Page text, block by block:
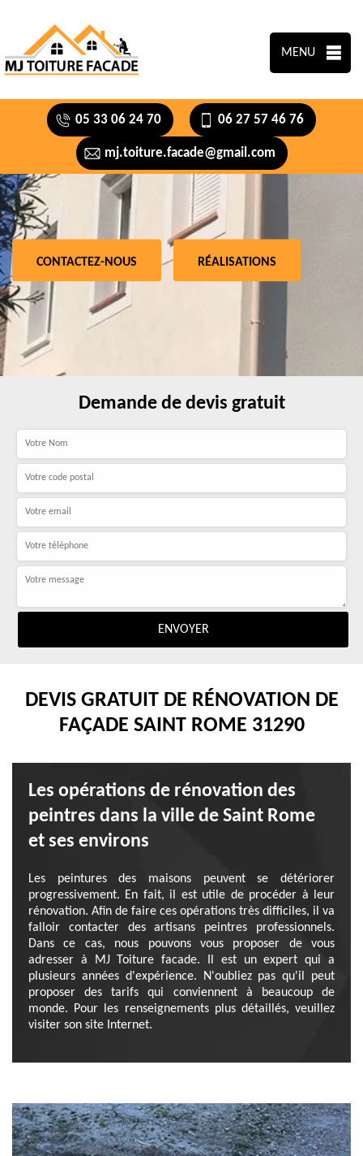
MENU
05 33 06 24 70 06 27 57 46 76
mj.toiture.facade@gmail.com
CONTACTEZ-NOUS RÉALISATIONS
Demande de devis gratuit
DEVIS GRATUIT DE RÉNOVATION DE
FAÇADE SAINT ROME 31290
Les opérations de rénovation des
peintres dans la ville de Saint Rome
et ses environs
Les peintures des maisons peuvent se détériorer
progressivement. En fait, il est utile de procéder à leur
rénovation. Afin de faire ces opérations très difficiles, il va
falloir contacter des artisans peintres professionnels.
Dans ce cas, nous pouvons vous proposer de vous
adresser à MJ Toiture facade. Il est un expert qui a
plusieurs années d'expérience. N'oubliez pas qu'il peut
proposer des tarifs qui conviennent à beaucoup de
monde. Pour les renseignements plus détaillés, veuillez
visiter son site Internet.